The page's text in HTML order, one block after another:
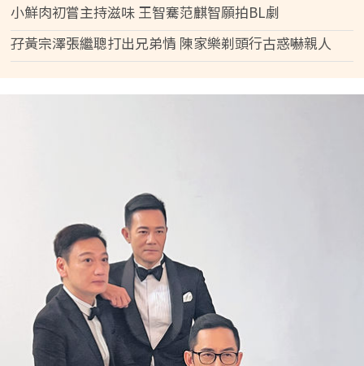
小鮮肉初嘗主持滋味 王智騫范麒智願拍BL劇
孖黃宗澤張繼聰打出兄弟情 陳家樂剃頭行古惑嚇親人